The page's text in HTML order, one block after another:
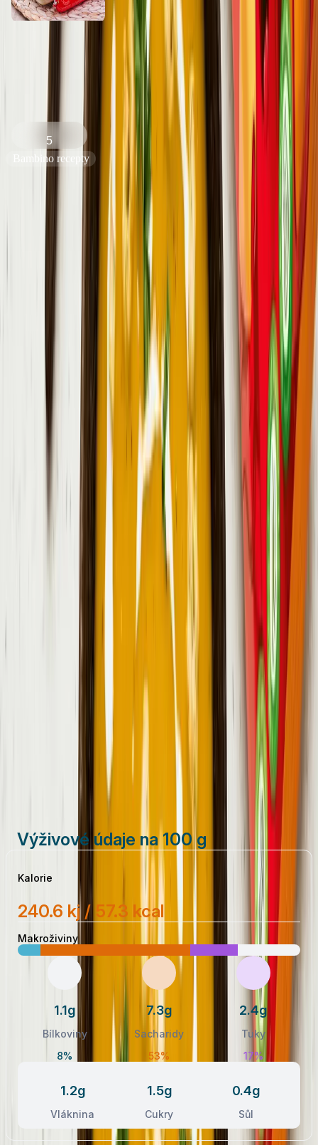
Zpět na všechny recepty
Krémová dýňová polévka
5
Bambino recepty
Náročnost
Čas přípravy
Ingredience
2 stroužek
Bambino Chrumkavý syr Gouda
Sdílet
Výživové údaje na 100 g
Kalorie
240.6 kj / 57.3 kcal
Makroživiny
1.1g
Bílkoviny
8%
7.3g
Sacharidy
53%
2.4g
Tuky
17%
1.2g
Vláknina
1.5g
Cukry
0.4g
Sůl